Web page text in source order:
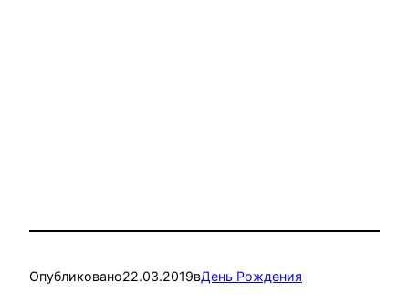
Опубликовано22.03.2019вДень Рождения